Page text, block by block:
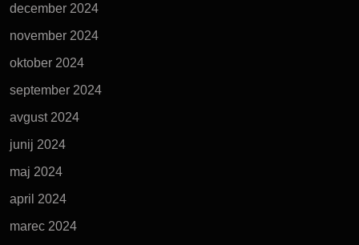
december 2024
november 2024
oktober 2024
september 2024
avgust 2024
junij 2024
maj 2024
april 2024
marec 2024